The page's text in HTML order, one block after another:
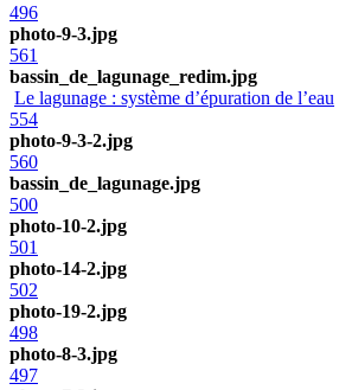
496
photo-9-3.jpg
561
bassin_de_lagunage_redim.jpg
Le lagunage : système d’épuration de l’eau
554
photo-9-3-2.jpg
560
bassin_de_lagunage.jpg
500
photo-10-2.jpg
501
photo-14-2.jpg
502
photo-19-2.jpg
498
photo-8-3.jpg
497